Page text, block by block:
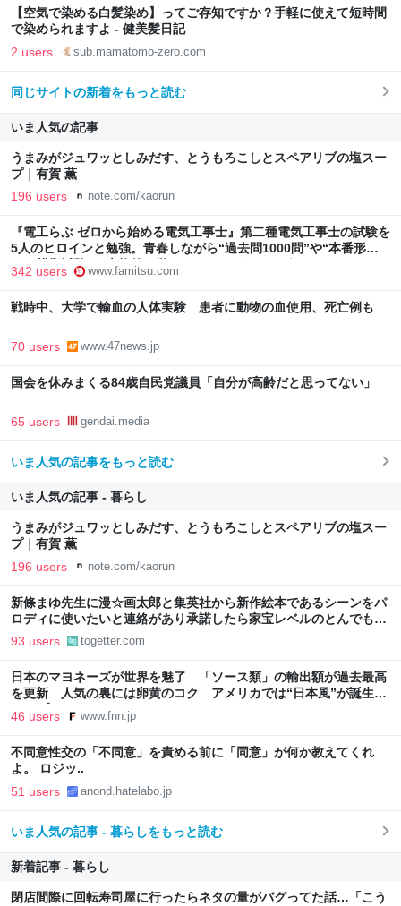
【空気で染める白髪染め】ってご存知ですか？手軽に使えて短時間
で染められますよ - 健美髪日記
2 users sub.mamatomo-zero.com
同じサイトの新着をもっと読む
いま人気の記事
うまみがジュワッとしみだす、とうもろこしとスペアリブの塩スー
プ｜有賀 薫
196 users note.com/kaorun
『電工らぶ ゼロから始める電気工事士』第二種電気工事士の試験を
5人のヒロインと勉強。青春しながら“過去問1000問”や“本番形式
CBT模擬試験”で本格的に学べるノベルゲーム | ゲーム・エンタメ
最新情報のファミ通.com
342 users www.famitsu.com
戦時中、大学で輸血の人体実験 患者に動物の血使用、死亡例も
70 users www.47news.jp
国会を休みまくる84歳自民党議員「自分が高齢だと思ってない」
65 users gendai.media
いま人気の記事をもっと読む
いま人気の記事 - 暮らし
うまみがジュワッとしみだす、とうもろこしとスペアリブの塩スー
プ｜有賀 薫
196 users note.com/kaorun
新條まゆ先生に漫☆画太郎と集英社から新作絵本であるシーンをパ
ロディに使いたいと連絡があり承諾したら家宝レベルのとんでもな
いものが届いた
93 users togetter.com
日本のマヨネーズが世界を魅了 「ソース類」の輸出額が過去最高
を更新 人気の裏には卵黄のコク アメリカでは“日本風”が誕生｜
FNNプライムオンライン
46 users www.fnn.jp
不同意性交の「不同意」を責める前に「同意」が何か教えてくれ
よ。 ロジッ..
51 users anond.hatelabo.jp
いま人気の記事 - 暮らしをもっと読む
新着記事 - 暮らし
閉店間際に回転寿司屋に行ったらネタの量がバグってた話…「こう